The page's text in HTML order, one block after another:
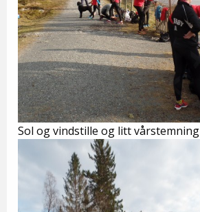
Sol og vindstille og litt vårstemning